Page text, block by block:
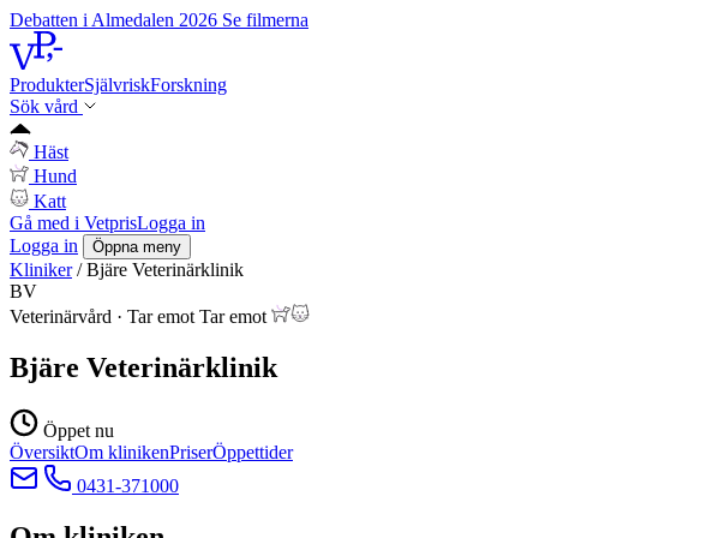
Debatten i Almedalen 2026 Se filmerna
ProdukterSjälvriskForskning
Sök vård
Häst
Hund
Katt
Gå med i VetprisLogga in
Logga in
Öppna meny
Kliniker / Bjäre Veterinärklinik
BV
Veterinärvård · Tar emot Tar emot
Bjäre Veterinärklinik
Öppet nu
ÖversiktOm klinikenPriserÖppettider
0431-371000